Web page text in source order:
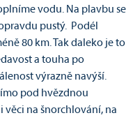
vodu. Na plavbu se
pustý. Podél
80 km. Tak daleko je to
a touha po
výrazně navýší.
pod hvězdnou
věci na šnorchlování, na